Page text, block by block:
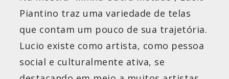
Piantino traz uma variedade de telas
que contam um pouco de sua trajetória.
Lucio existe como artista, como pessoa
social e culturalmente ativa, se